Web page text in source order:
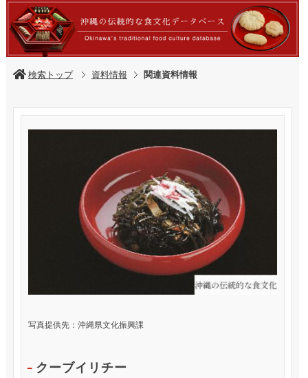
検索トップ 資料情報 関連資料情報
写真提供先：沖縄県文化振興課
クーブイリチー